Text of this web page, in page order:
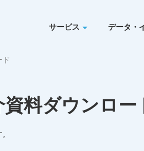
サービス データ・
料ダウンロー